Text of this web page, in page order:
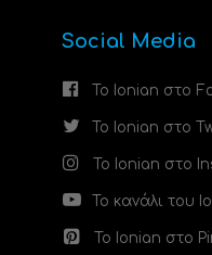
Social Media
Το Ionian στο
Το Ionian στο
Το Ionian στο
Το κανάλι του
Το Ionian στο